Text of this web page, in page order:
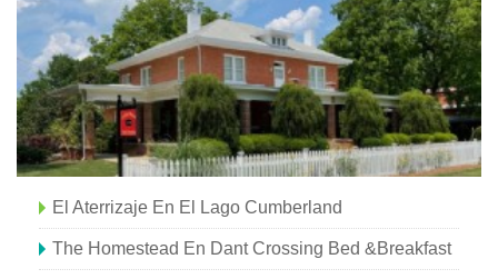
El Aterrizaje En El Lago Cumberland
The Homestead En Dant Crossing Bed &Breakfast